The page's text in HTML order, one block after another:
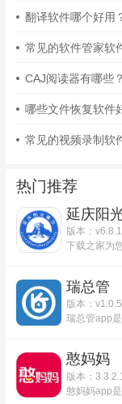
翻译软件哪个好用
常见的软件管家软
CAJ阅读器有哪些
哪些文件恢复软件
常见的视频录制软
热门推荐
延庆阳
版本：
瑞总管
版本：v1.0.5
憨妈妈
版本：